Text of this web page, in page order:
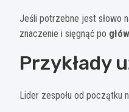
Jeśli potrzebne jest słowo
znaczenie i sięgnąć po
Przykłady
Lider zespołu od początku